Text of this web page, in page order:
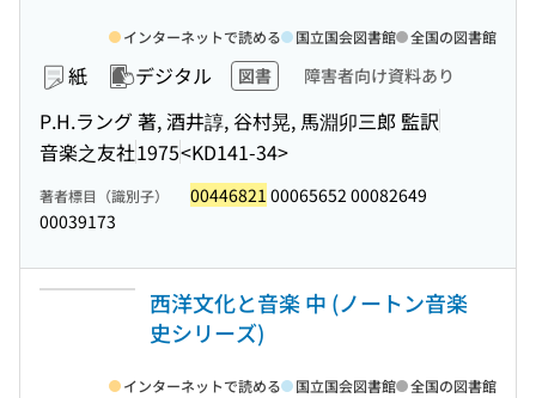
紙 デジタル 図書 障害者向け資料あり
P.H.ラング 著, 酒井諄, 谷村晃, 馬淵卯三郎 監訳
音楽之友社1975<KD141-34>
インターネットで読める 国立国会図書館 全国の図書館
著者標目（識別子） 00446821 00065652 00082649
00039173
西洋文化と音楽 中 (ノートン音楽
史シリーズ)
インターネットで読める 国立国会図書館 全国の図書館